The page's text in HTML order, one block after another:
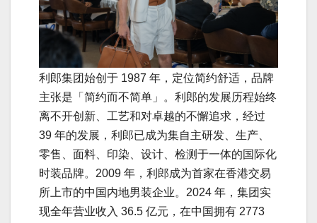
利郎集团始创于 1987 年，定位简约舒适，品牌
主张是「简约而不简单」。利郎的发展历程始终
离不开创新、工艺和对卓越的不懈追求，经过
39 年的发展，利郎已成为集自主研发、生产、
零售、面料、印染、设计、检测于一体的国际化
时装品牌。2009 年，利郎成为首家在香港交易
所上市的中国内地男装企业。2024 年，集团实
现全年营业收入 36.5 亿元，在中国拥有 2773